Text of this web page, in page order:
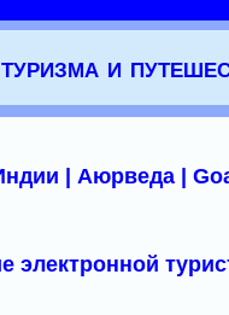
и
| Аюрведа |
электронной